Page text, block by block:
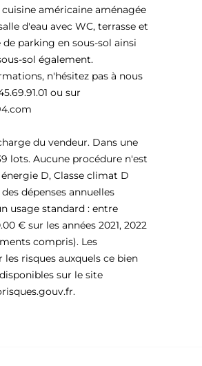
cuisine américaine aménagée
d'eau avec WC, terrasse et
de parking en sous-sol ainsi
sol également.
n'hésitez pas à nous
ou sur
du vendeur. Dans une
lots. Aucune procédure n'est
D, Classe climat D
dépenses annuelles
usage standard : entre
€ sur les années 2021, 2022
compris). Les
risques auxquels ce bien
sur le site